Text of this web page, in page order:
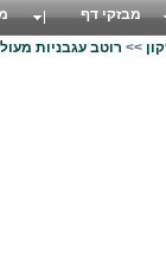
מבזקי דף
>> רוטב עגבניות